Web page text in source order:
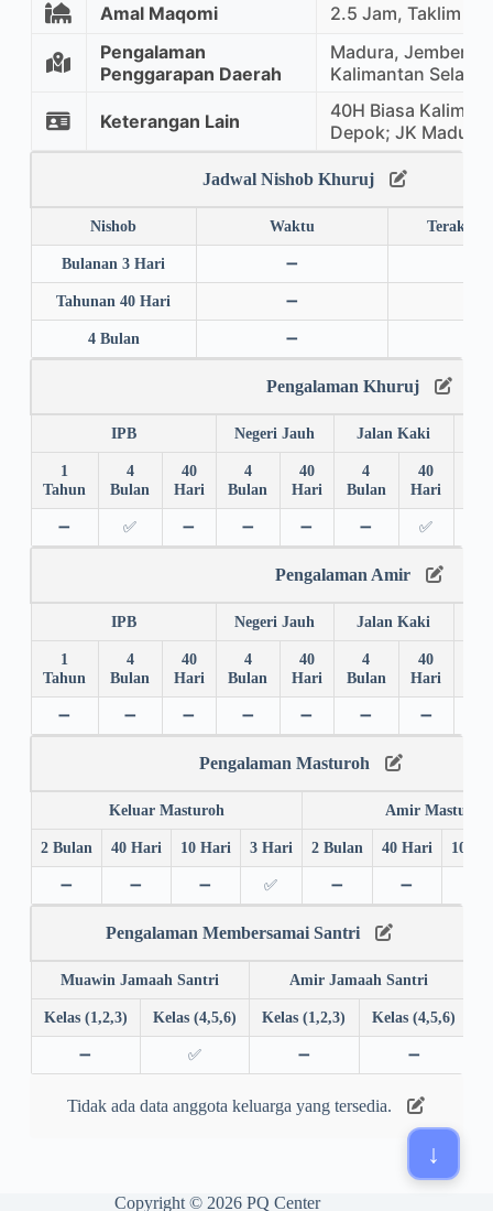
Amal Maqomi
2.5 Jam, Taklim
Pengalaman
Penggarapan Daerah
Madura, Jember,
Kalimantan Selatan
Keterangan Lain
40H Biasa
Depok; JK Madura
Jadwal Nishob Khuruj
Nishob Waktu Terakhir
Bulanan 3 Hari ➖
Tahunan 40 Hari ➖
4 Bulan ➖
Pengalaman Khuruj
IPB Negeri Jauh Jalan Kaki
1
Tahun
4
Bulan
40
Hari
4
Bulan
40
Hari
4
Bulan
40
Hari
➖ ✅ ➖ ➖ ➖ ➖ ✅
Pengalaman Amir
IPB Negeri Jauh Jalan Kaki
1
Tahun
4
Bulan
40
Hari
4
Bulan
40
Hari
4
Bulan
40
Hari
➖ ➖ ➖ ➖ ➖ ➖ ➖
Pengalaman Masturoh
Keluar Masturoh Amir Masturoh
2 Bulan 40 Hari 10 Hari 3 Hari 2 Bulan 40 Hari 10
➖ ➖ ➖ ✅ ➖ ➖
Pengalaman Membersamai Santri
Muawin Jamaah Santri Amir Jamaah Santri
Kelas (1,2,3) Kelas (4,5,6) Kelas (1,2,3) Kelas (4,5,6)
➖ ✅ ➖ ➖
Tidak ada data anggota keluarga yang tersedia.
Copyright © 2026 PQ Center